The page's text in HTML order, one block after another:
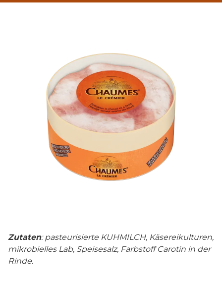
Zutaten: pasteurisierte KUHMILCH, Käsereikulturen,
mikrobielles Lab, Speisesalz, Farbstoff Carotin in der
Rinde.